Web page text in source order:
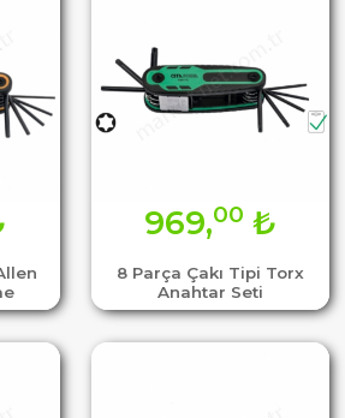
8 Parça Çakı Tipi Torx
Anahtar Seti
969,00 ₺